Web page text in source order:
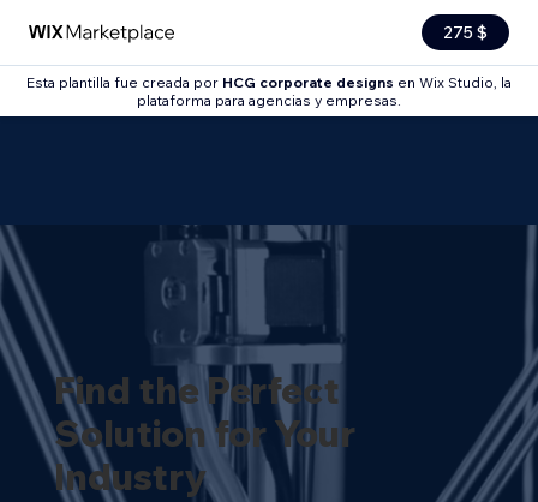
275 $
Esta plantilla fue creada por HCG corporate designs en Wix Studio, la
plataforma para agencias y empresas.